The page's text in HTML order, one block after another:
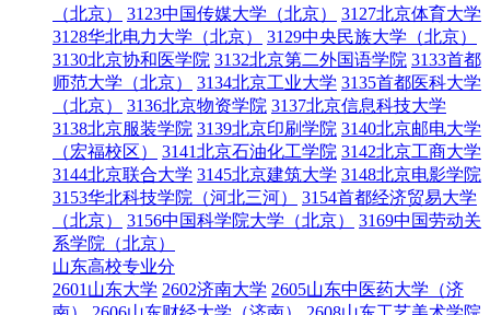
（北京）
3123中国传媒大学（北京）
3127北京体育大学
3128华北电力大学（北京）
3129中央民族大学（北京）
3130北京协和医学院 3132北京第二外国语学院 3133首都
师范大学（北京）
3134北京工业大学 3135首都医科大学
（北京）
3136北京物资学院 3137北京信息科技大学
3138北京服装学院 3139北京印刷学院 3140北京邮电大学
（宏福校区）
3141北京石油化工学院 3142北京工商大学
3144北京联合大学 3145北京建筑大学 3148北京电影学院
3153华北科技学院（河北三河）
3154首都经济贸易大学
（北京）
3156中国科学院大学（北京）
3169中国劳动关
系学院（北京）
山东高校专业分
2601山东大学 2602济南大学 2605山东中医药大学（济